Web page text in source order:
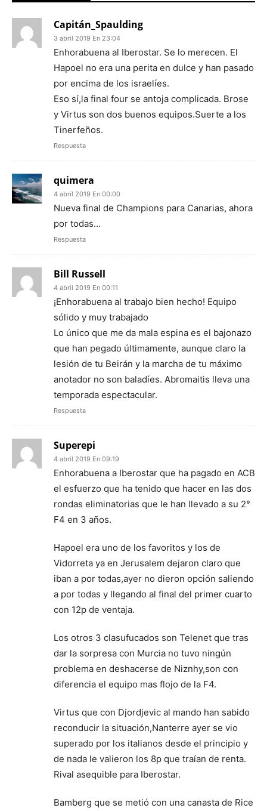
Capitán_Spaulding
3 abril 2019 En 23:04
Enhorabuena al Iberostar. Se lo merecen. El
Hapoel no era una perita en dulce y han pasado
por encima de los israelíes.
Eso sí,la final four se antoja complicada. Brose
y Virtus son dos buenos equipos.Suerte a los
Tinerfeños.
Respuesta
quimera
4 abril 2019 En 00:00
Nueva final de Champions para Canarias, ahora
por todas…
Respuesta
Bill Russell
4 abril 2019 En 00:11
¡Enhorabuena al trabajo bien hecho! Equipo
sólido y muy trabajado
Lo único que me da mala espina es el bajonazo
que han pegado últimamente, aunque claro la
lesión de tu Beirán y la marcha de tu máximo
anotador no son baladíes. Abromaitis lleva una
temporada espectacular.
Respuesta
Superepi
4 abril 2019 En 09:19
Enhorabuena a Iberostar que ha pagado en ACB
el esfuerzo que ha tenido que hacer en las dos
rondas eliminatorias que le han llevado a su 2°
F4 en 3 años.
Hapoel era uno de los favoritos y los de
Vidorreta ya en Jerusalem dejaron claro que
iban a por todas,ayer no dieron opción saliendo
a por todas y llegando al final del primer cuarto
con 12p de ventaja.
Los otros 3 clasufucados son Telenet que tras
dar la sorpresa con Murcia no tuvo ningún
problema en deshacerse de Niznhy,son con
diferencia el equipo mas flojo de la F4.
Virtus que con Djordjevic al mando han sabido
reconducir la situación,Nanterre ayer se vio
superado por los italianos desde el principio y
de nada le valieron los 8p que traían de renta.
Rival asequible para Iberostar.
Bamberg que se metió con una canasta de Rice